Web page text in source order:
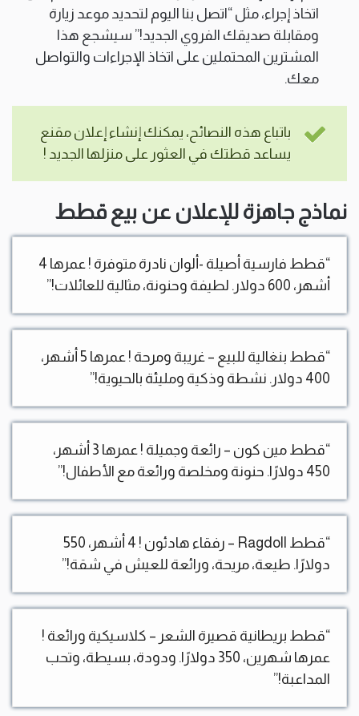
اتخاذ إجراء، مثل “اتصل بنا اليوم لتحديد موعد زيارة
ومقابلة صديقك الفروي الجديد!” سيشجع هذا
المشترين المحتملين على اتخاذ الإجراءات والتواصل
معك.
باتباع هذه النصائح، يمكنك إنشاء إعلان مقنع
يساعد قطتك في العثور على منزلها الجديد !
نماذج جاهزة للإعلان عن بيع قطط
“قطط فارسية أصيلة -ألوان نادرة متوفرة ! عمرها 4
أشهر، 600 دولار. لطيفة وحنونة، مثالية للعائلات!”
“قطط بنغالية للبيع – غريبة ومرحة ! عمرها 5 أشهر،
400 دولار. نشطة وذكية ومليئة بالحيوية!”
“قطط مين كون – رائعة وجميلة ! عمرها 3 أشهر،
450 دولارًا. حنونة ومخلصة ورائعة مع الأطفال!”
“قطط Ragdoll – رفقاء هادئون ! 4 أشهر، 550
دولارًا. طيعة، مريحة، ورائعة للعيش في شقة!”
“قطط بريطانية قصيرة الشعر – كلاسيكية ورائعة !
عمرها شهرين، 350 دولارًا. ودودة، بسيطة، وتحب
المداعبة!”